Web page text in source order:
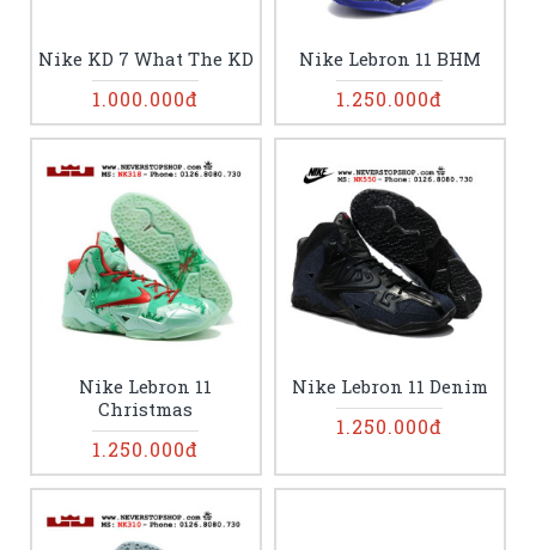
Nike KD 7 What The KD
1.000.000đ
Nike Lebron 11 BHM
1.250.000đ
Nike Lebron 11
Christmas
1.250.000đ
Nike Lebron 11 Denim
1.250.000đ